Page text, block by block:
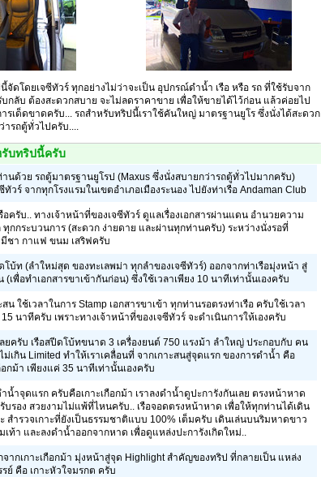
จัดโดยเจซีทัวร์ ทุกอย่างไม่ว่าจะเป็น อุปกรณ์ดำน้ำ เรือ หรือ รถ ที่ใช้รับจาก
บกลับ ต้องสะดวกสบาย จะไม่ลดราคาขาย เพื่อให้ขายได้ไว้ก่อน แล้วค่อยไป
รเด็ดขาดครับ... รถสำหรับทริปนี้เราใช้คันใหญ่ มาตรฐานยูโร ซึ่งนั่งได้สะดวก
รถตู้ทั่วไปครับ....
รับทริปนี้ครับ
นด้วย รถตู้มาตรฐานยูโรป (Maxus ซึ่งนั่งสบายกว่ารถตู้ทั่วไปมากครับ)
ทัวร์ จากทุกโรงแรมในเขตอำเภอเมืองระนอง ไปยังท่าเรือ Andaman Club
อครับ.. ทางเจ้าหน้าที่ของเจซีทัวร์ ดูแลเรื่องเอกสารผ่านแดน อำนวยความ
ทุกกระบวนการ (สะดวก ง่ายดาย และผ่านทุกท่านครับ) ระหว่างนั่งรอที่
มีชา กาแฟ ขนม เสริฟครับ
โบ้ท (ลำใหม่สุด ของทะเลพม่า ทุกลำของเจซีทัวร์) ออกจากท่าเรือมุ่งหน้า สู่
(เพื่อทำเอกสารขาเข้ากันก่อน) ซึ่งใช้เวลาเพียง 10 นาทีเท่านั้นเองครับ
สน ใช้เวลาในการ Stamp เอกสารขาเข้า ทุกท่านรอตรงท่าเรือ ครับใช้เวลา
15 นาทีครับ เพราะทางเจ้าหน้าที่ของเจซีทัวร์ จะดำเนินการให้เองครับ
ยครับ เรือสปีดโบ้ทขนาด 3 เครื่องยนต์ 750 แรงม้า ลำใหญ่ ประกอบกับ คน
ม่เกิน Limited ทำให้เราเคลื่อนที่ จากเกาะสนสู่จุดแรก ของการดำน้ำ คือ
อกม้า เพียงแค่ 35 นาทีเท่านั้นเองครับ
น้ำจุดแรก ครับคือเกาะเกือกม้า เราลงดำน้ำดูปะการังกันเลย ตรงหน้าหาด
บรอง สวยงามไม่แพ้ที่ไหนครับ.. เรือจอดตรงหน้าหาด เพื่อให้ทุกท่านได้เดิน
สำรวจเกาะที่ยังเป็นธรรมชาติแบบ 100% เต็มครับ เดินเล่นบนริมหาดขาว
เท้า และลงดำน้ำออกจากหาด เพื่อดูแหล่งปะการังเกิดใหม่..
จากเกาะเกือกม้า มุ่งหน้าสู่จุด Highlight สำคัญของทริป ที่กลายเป็น แหล่ง
ย์ คือ เกาะหัวใจมรกต ครับ